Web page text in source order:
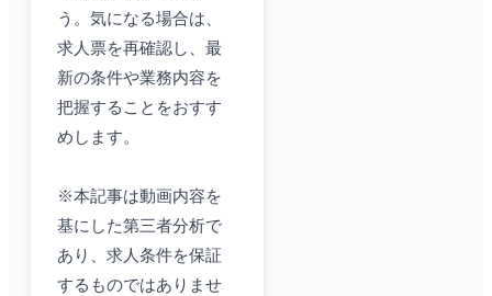
う。気になる場合は、
求人票を再確認し、最
新の条件や業務内容を
把握することをおすす
めします。
※本記事は動画内容を
基にした第三者分析で
あり、求人条件を保証
するものではありませ